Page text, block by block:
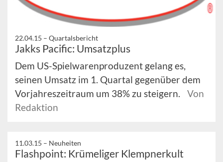
22.04.15 – Quartalsbericht
Jakks Pacific: Umsatzplus
Dem US-Spielwarenproduzent gelang es,
seinen Umsatz im 1. Quartal gegenüber dem
Vorjahreszeitraum um 38% zu steigern.
Von
Redaktion
11.03.15 – Neuheiten
Flashpoint: Krümeliger Klempnerkult